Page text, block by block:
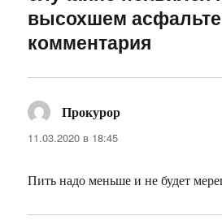
высохшем
комментария
Прокурор
11.03.2020 в 18:45
Пить надо меньше и не будет